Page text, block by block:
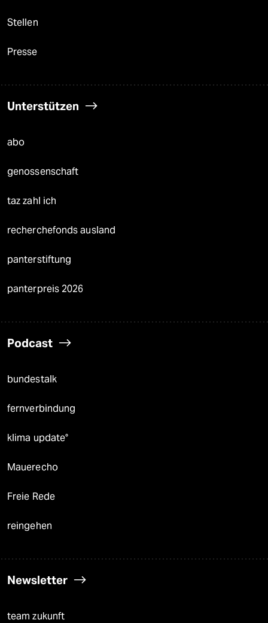
Stellen
Presse
Unterstützen
abo
genossenschaft
taz zahl ich
recherchefonds ausland
panterstiftung
panterpreis 2026
Podcast
bundestalk
fernverbindung
klima update°
Mauerecho
Freie Rede
reingehen
Newsletter
team zukunft